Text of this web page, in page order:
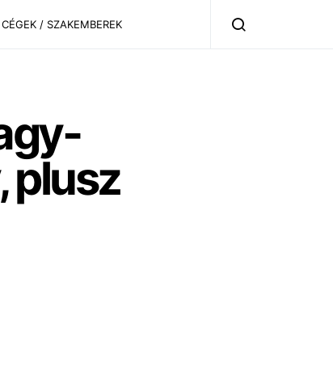
/ SZAKEMBEREK
plusz